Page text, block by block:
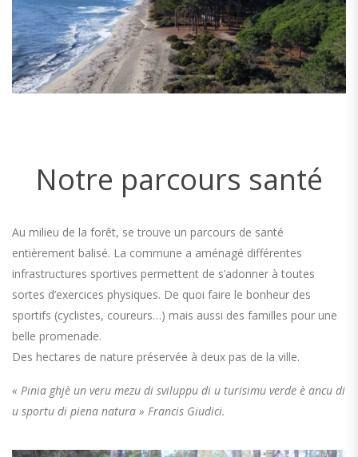
Notre parcours santé
Au milieu de la forêt, se trouve un parcours de santé
entièrement balisé. La commune a aménagé différentes
infrastructures sportives permettent de s’adonner à toutes
sortes d’exercices physiques. De quoi faire le bonheur des
sportifs (cyclistes, coureurs…) mais aussi des familles pour une
belle promenade.
Des hectares de nature préservée à deux pas de la ville.
« Pinia ghjè un veru mezu di sviluppu di u turisimu verde è ancu di
u sportu di piena natura » Francis Giudici.